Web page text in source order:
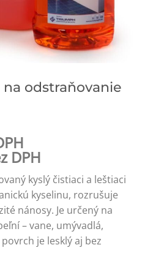
odstraňovanie
DPH
kyslý čistiaci a leštiaci
kyselinu, rozrušuje
nánosy. Je určený na
– vane, umývadlá,
je lesklý aj bez